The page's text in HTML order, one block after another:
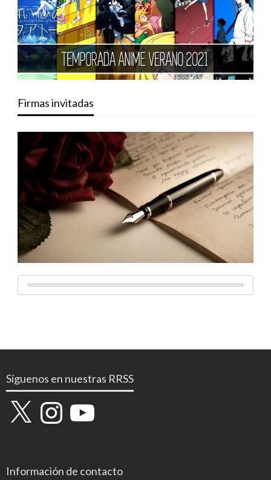
Firmas invitadas
Síguenos en nuestras RRSS
X InstagramYouTube
Información de contacto